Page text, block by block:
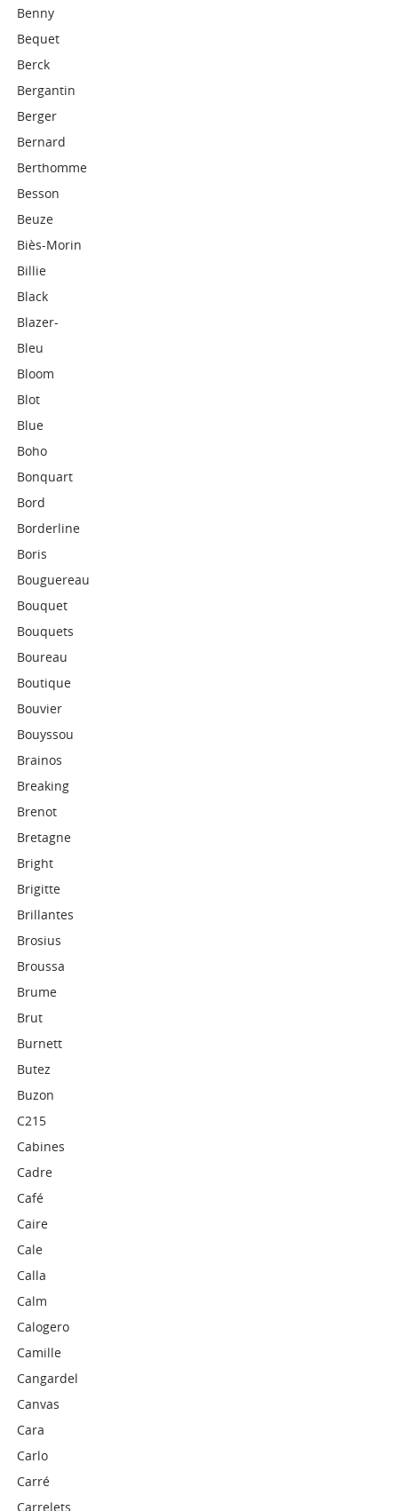
Benny
Bequet
Berck
Bergantin
Berger
Bernard
Berthomme
Besson
Beuze
Biès-Morin
Billie
Black
Blazer-
Bleu
Bloom
Blot
Blue
Boho
Bonquart
Bord
Borderline
Boris
Bouguereau
Bouquet
Bouquets
Boureau
Boutique
Bouvier
Bouyssou
Brainos
Breaking
Brenot
Bretagne
Bright
Brigitte
Brillantes
Brosius
Broussa
Brume
Brut
Burnett
Butez
Buzon
C215
Cabines
Cadre
Café
Caire
Cale
Calla
Calm
Calogero
Camille
Cangardel
Canvas
Cara
Carlo
Carré
Carrelets